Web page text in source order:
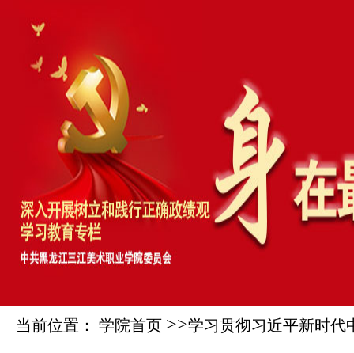
当前位置： 学院首页 >>学习贯彻习近平新时代